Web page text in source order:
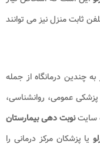
ثابت منزل نیز می توانند
چندین درمانگاه از جمله
عمومی، روانشناسی،
سایتنوبت دهیبیمارستان
یا پزشکان مرکز درمانی را